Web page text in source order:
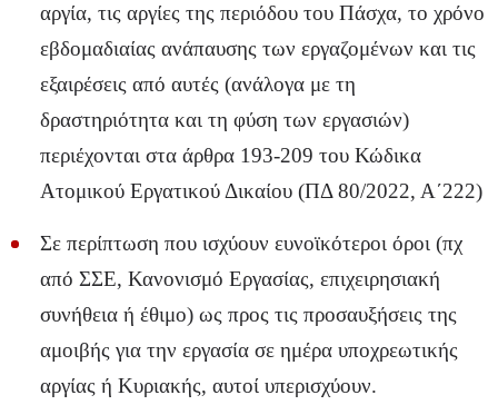
αργία, τις αργίες της περιόδου του Πάσχα, το χρόνο
εβδομαδιαίας ανάπαυσης των εργαζομένων και τις
εξαιρέσεις από αυτές (ανάλογα με τη
δραστηριότητα και τη φύση των εργασιών)
περιέχονται στα άρθρα 193-209 του Κώδικα
Ατομικού Εργατικού Δικαίου (ΠΔ 80/2022, Α΄222)
Σε περίπτωση που ισχύουν ευνοϊκότεροι όροι (πχ
από ΣΣΕ, Κανονισμό Εργασίας, επιχειρησιακή
συνήθεια ή έθιμο) ως προς τις προσαυξήσεις της
αμοιβής για την εργασία σε ημέρα υποχρεωτικής
αργίας ή Κυριακής, αυτοί υπερισχύουν.